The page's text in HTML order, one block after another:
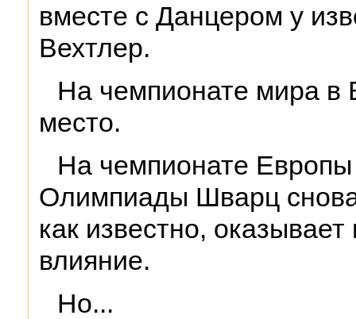
вместе с Данцером у
Вехтлер.
На чемпионате мира в
место.
На чемпионате
Олимпиады Шварц снова
как известно,
влияние.
Но...